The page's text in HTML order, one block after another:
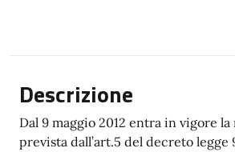
Descrizione
Dal 9 maggio 2012 entra in vigore
prevista dall’art.5 del decreto legge